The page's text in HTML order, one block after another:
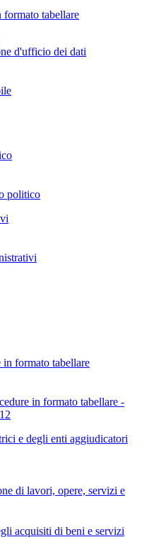
tabellare
d'ufficio dei dati
politico
formato tabellare
in formato tabellare -
e degli enti aggiudicatori
di lavori, opere, servizi e
acquisiti di beni e servizi